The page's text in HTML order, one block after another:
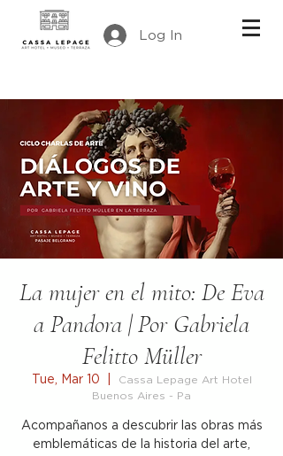
Log In
La mujer en el mito: De Eva
a Pandora | Por Gabriela
Felitto Müller
Tue, Mar 10
Cassa Lepage Art Hotel
Buenos Aires - Pa
Acompañanos a descubrir las obras más
emblemáticas de la historia del arte,